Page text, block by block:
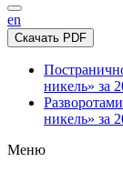
en
Скачать PDF
никель» за
Разворотами
никель» за
Меню